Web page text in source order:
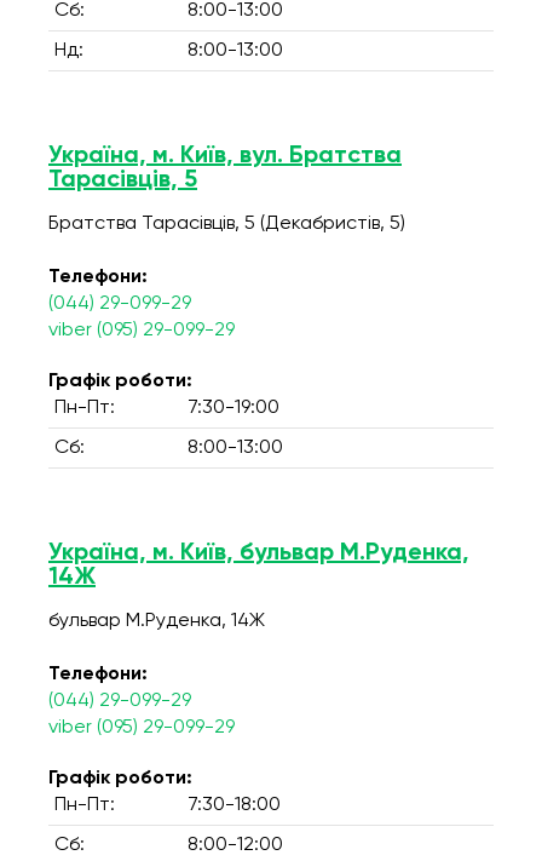
Сб: 8:00-13:00
Нд: 8:00-13:00
Україна, м. Київ, вул. Братства
Тарасівців, 5
Братства Тарасівців, 5 (Декабристів, 5)
Телефони:
(044) 29-099-29
viber (095) 29-099-29
Графік роботи:
Пн-Пт:
7:30-19:00
Сб: 8:00-13:00
Україна, м. Київ, бульвар М.Руденка,
14Ж
бульвар М.Руденка, 14Ж
Телефони:
(044) 29-099-29
viber (095) 29-099-29
Графік роботи:
Пн-Пт:
7:30-18:00
Сб: 8:00-12:00